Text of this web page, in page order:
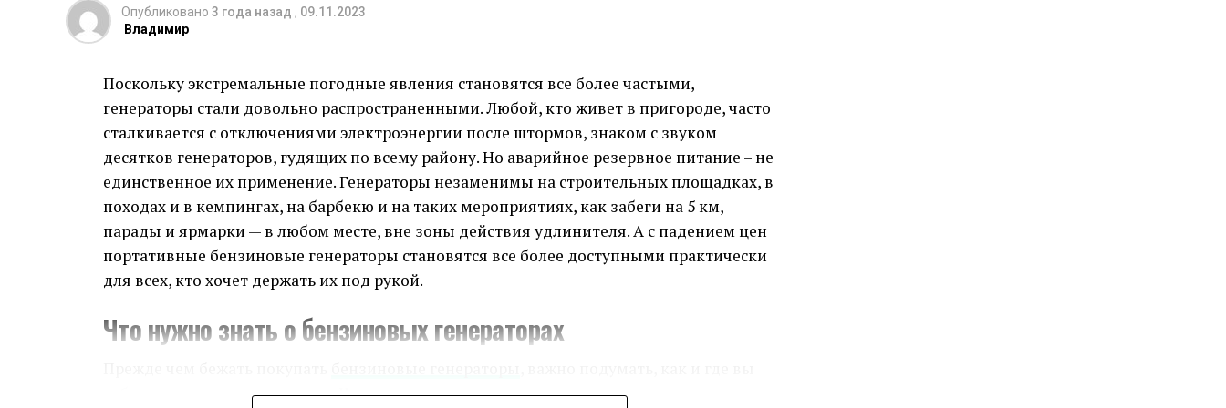
3) Проверяйте рекомендации и опыт работы соискателей, не верьте на слово.
4) Предложите конкурентную заработную плату и социальные гарантии.
Дефицит кадров в Краснодаре – это реальная проблема, но ее можно решить,
используя современные методы поиска сотрудников. Важно быть креативным,
использовать различные каналы и предлагать привлекательные условия работы.
Поддержка Клиентов: Внимательные и Оперативные
Отдельно хочется отметить работу службы поддержки. Все мои вопросы были
рассмотрены быстро и профессионально, что является большим плюсом для любого
онлайн-магазина.
Безопасность Покупок: Мой Опыт
Безопасность онлайн-покупок всегда стоит на первом месте, и я был приятно удивлен,
насколько серьезно DiscountSale.Market подходит к этому вопросу. Прозрачность
сделок и надежные методы оплаты сделали мой опыт покупки максимально
Ценовая Политика: Доступность и Выгода
Опубликовано 3 года назад , 09.11.2023
Владимир
Поскольку экстремальные погодные явления становятся все более частыми,
генераторы стали довольно распространенными. Любой, кто живет в пригороде, часто
сталкивается с отключениями электроэнергии после штормов, знаком с звуком
десятков генераторов, гудящих по всему району. Но аварийное резервное питание – не
единственное их применение. Генераторы незаменимы на строительных площадках, в
походах и в кемпингах, на барбекю и на таких мероприятиях, как забеги на 5 км,
парады и ярмарки — в любом месте, вне зоны действия удлинителя. А с падением цен
портативные бензиновые генераторы становятся все более доступными практически
для всех, кто хочет держать их под рукой.
Что нужно знать о бензиновых генераторах
собираетесь его использовать. Часто существуют законы, правила и ограничения